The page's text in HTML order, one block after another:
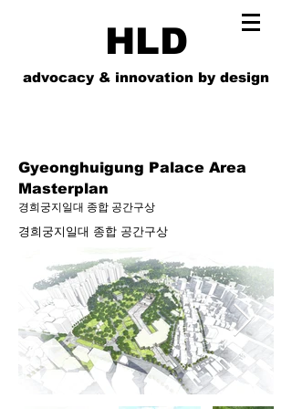
HLD
advocacy & innovation by design
Gyeonghuigung Palace Area
Masterplan
경희궁지일대 종합 공간구상
경희궁지일대 종합 공간구상